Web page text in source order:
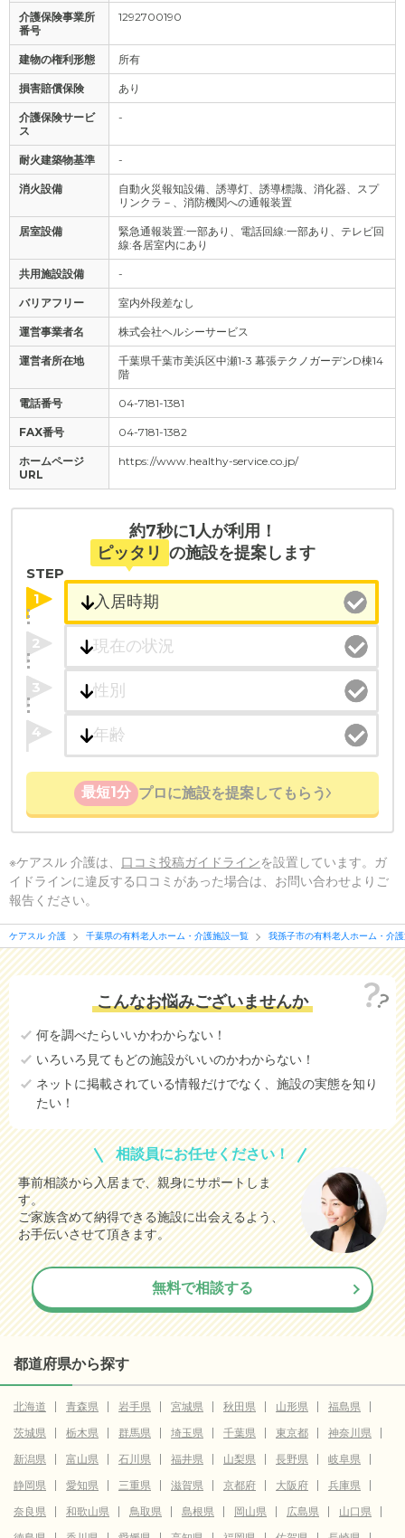
介護保険事業所
番号
1292700190
建物の権利形態 所有
損害賠償保険 あり
介護保険サービ
ス
-
耐火建築物基準 -
消火設備
自動火災報知設備、誘導灯、誘導標識、消化器、スプ
リンクラ－、消防機関への通報装置
居室設備
緊急通報装置:一部あり、電話回線:一部あり、テレビ回
線:各居室内にあり
共用施設設備 -
バリアフリー 室内外段差なし
運営事業者名 株式会社ヘルシーサービス
運営者所在地
千葉県千葉市美浜区中瀬1-3 幕張テクノガーデンD棟14
階
電話番号 04-7181-1381
FAX番号 04-7181-1382
ホームページ
URL
https://www.healthy-service.co.jp/
約7秒に1人が利用！
ピッタリ の施設を提案します
STEP
1
2
3
4
最短1分 プロに施設を提案してもらう
※ケアスル 介護は、 口コミ投稿ガイドラインを設置しています。ガ
イドラインに違反する口コミがあった場合は、お問い合わせよりご
報告ください。
ケアスル 介護 千葉県の有料老人ホーム・介護施設一覧 我孫子市の有料老人ホーム・介
こんなお悩みございませんか
何を調べたらいいかわからない！
いろいろ見てもどの施設がいいのかわからない！
ネットに掲載されている情報だけでなく、施設の実態を知り
たい！
相談員にお任せください！
事前相談から入居まで、親身にサポートしま
す。
ご家族含めて納得できる施設に出会えるよう、
お手伝いさせて頂きます。
無料で相談する
都道府県から探す
北海道 青森県 岩手県 宮城県 秋田県 山形県
福島県
茨城県
栃木県 群馬県 埼玉県 千葉県 東京都
神奈川県
新潟県
富山県 石川県 福井県 山梨県 長野県
岐阜県
静岡県
愛知県 三重県 滋賀県 京都府 大阪府
兵庫県
奈良県
和歌山県 鳥取県 島根県 岡山県 広島県
山口県